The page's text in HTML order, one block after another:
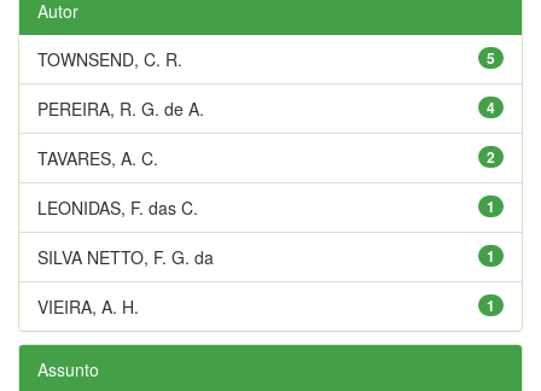
Autor
5
TOWNSEND, C. R.
4
PEREIRA, R. G. de A.
2
TAVARES, A. C.
1
LEONIDAS, F. das C.
1
SILVA NETTO, F. G. da
1
VIEIRA, A. H.
Assunto